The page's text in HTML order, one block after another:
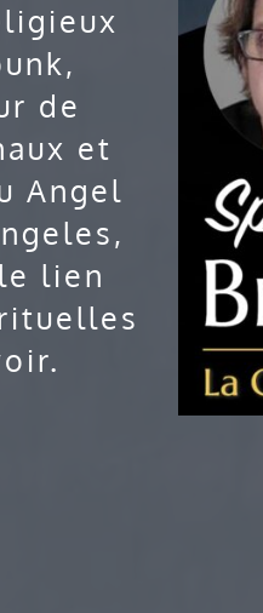
de
et
Angel
lien